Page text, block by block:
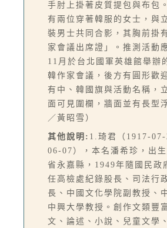
手肘上掛著皮質提包與布包
有兩位穿著韓服的女士，與
裝男士共同合影，其胸前掛
家會議出席證」。推測活動
11月於台北國軍英雄館舉辦
韓作家會議，後方有圓形歡
有中、韓國旗與活動名稱，
面可見圍欄，牆面並有長型
／黃昭雪）
其他說明: 1.琦君（1917-
06-07），本名潘希珍，出
省永嘉縣，1949年隨國民政
任高檢處紀錄股長、司法行
長、中國文化學院副教授、
中興大學教授。創作文類豐
文、論述、小說、兒童文學